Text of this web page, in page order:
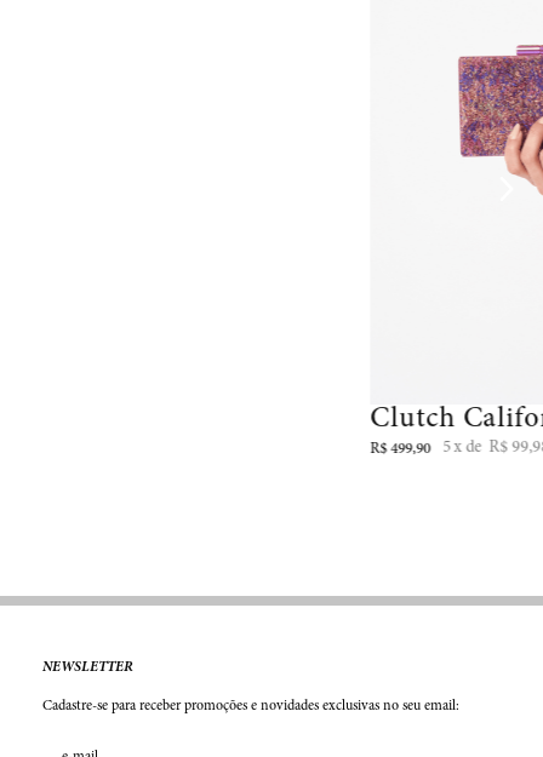
Clutch
R$ 499,90 5 R$ 99,
NEWSLETTER
Cadastre-se para receber promoções e novidades exclusivas no seu email: